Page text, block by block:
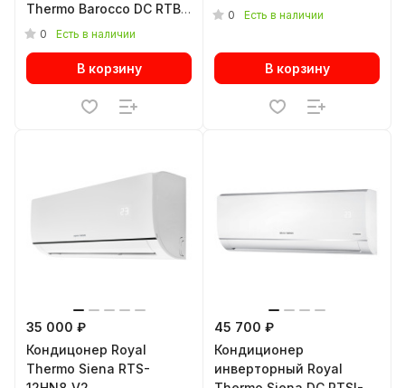
Thermo Barocco DC RTBI-
09HN8/black
0 Есть в наличии
В корзину
0 Есть в наличии
В корзину
35 000 ₽
Кондицонер Royal
Thermo Siena RTS-
45 700 ₽
Кондиционер
инверторный Royal